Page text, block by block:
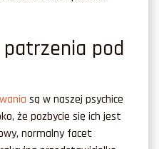
pod
są w naszej psychice
że pozbycie się ich jest
normalny facet